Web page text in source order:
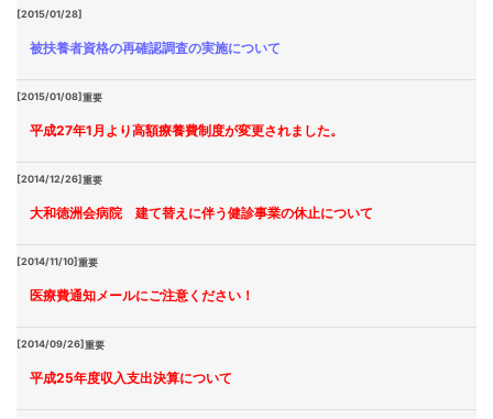
[2015/01/28]
被扶養者資格の再確認調査の実施について
[2015/01/08]重要
平成27年1月より高額療養費制度が変更されました。
[2014/12/26]重要
大和徳洲会病院 建て替えに伴う健診事業の休止について
[2014/11/10]重要
医療費通知メールにご注意ください！
[2014/09/26]重要
平成25年度収入支出決算について